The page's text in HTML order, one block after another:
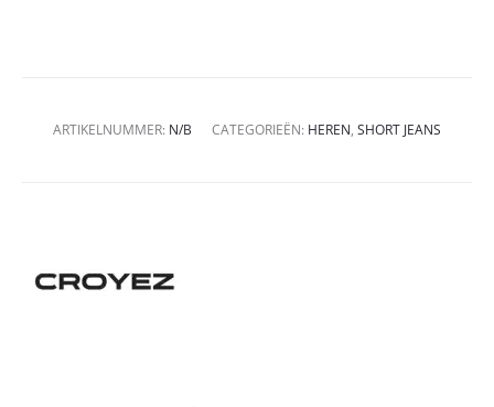
ARTIKELNUMMER: N/B CATEGORIEËN: HEREN, SHORT JEANS